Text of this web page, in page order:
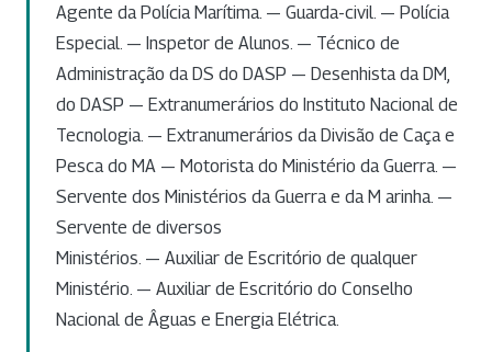
Agente da Polícia Marítima. — Guarda-civil. — Polícia
Especial. — Inspetor de Alunos. — Técnico de
Administração da DS do DASP — Desenhista da DM,
do DASP — Extranumerários do Instituto Nacional de
Tecnologia. — Extranumerários da Divisão de Caça e
Pesca do MA — Motorista do Ministério da Guerra. —
Servente dos Ministérios da Guerra e da M arinha. —
Servente de diversos
Ministérios. — Auxiliar de Escritório de qualquer
Ministério. — Auxiliar de Escritório do Conselho
Nacional de Âguas e Energia Elétrica.